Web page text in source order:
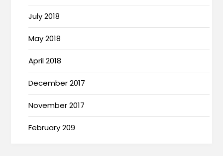
July 2018
May 2018
April 2018
December 2017
November 2017
February 209